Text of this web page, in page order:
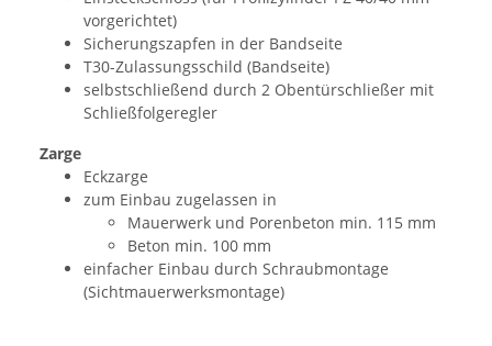
vorgerichtet)
Sicherungszapfen in der Bandseite
T30-Zulassungsschild (Bandseite)
selbstschließend durch 2 Obentürschließer mit
Schließfolgeregler
Zarge
Eckzarge
zum Einbau zugelassen in
Mauerwerk und Porenbeton min. 115 mm
Beton min. 100 mm
einfacher Einbau durch Schraubmontage
(Sichtmauerwerksmontage)